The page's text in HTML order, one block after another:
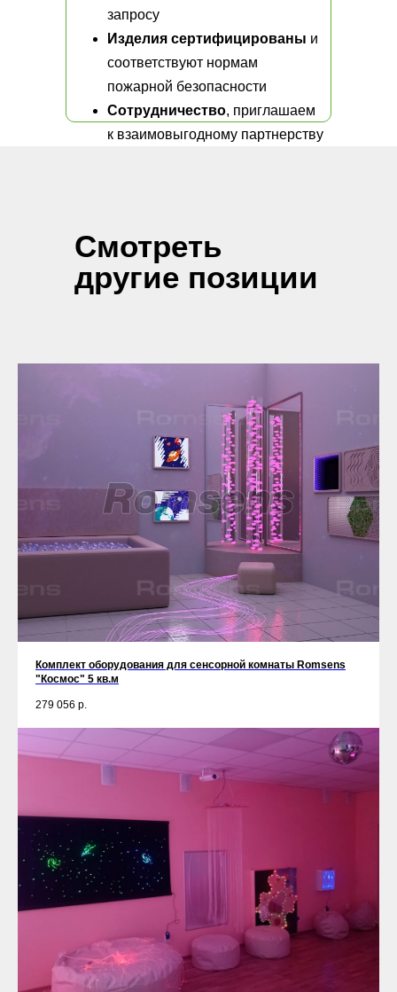
запросу
Изделия сертифицированы и
соответствуют нормам
пожарной безопасности
Сотрудничество, приглашаем
к взаимовыгодному партнерству
Смотреть
другие позиции
Комплект оборудования для сенсорной комнаты Romsens
"Космос" 5 кв.м
279 056 р.